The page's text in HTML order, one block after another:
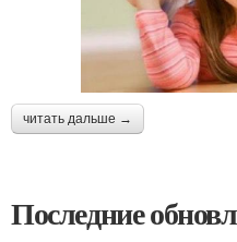
читать дальше →
Последние